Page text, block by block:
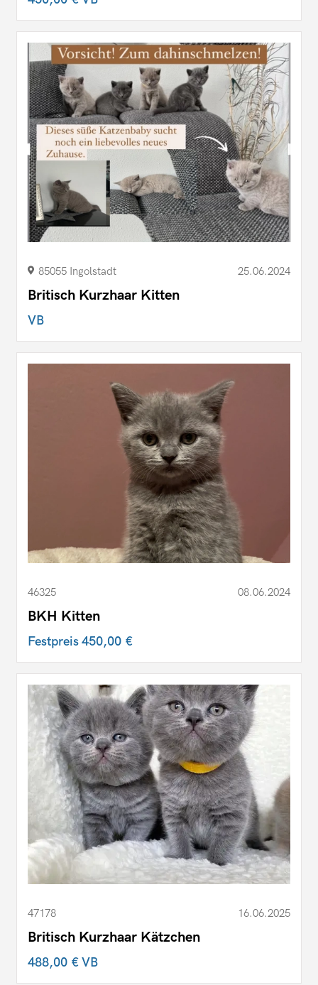
85055 Ingolstadt 25.06.2024
Britisch Kurzhaar Kitten
VB
46325 08.06.2024
BKH Kitten
Festpreis450,00 €
47178 16.06.2025
Britisch Kurzhaar Kätzchen
488,00 €VB